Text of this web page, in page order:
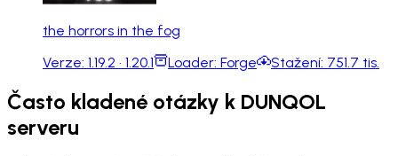
the horrors in the fog
Verze: 1.19.2 · 1.20.1 Loader: Forge Stažení: 751.7 tis.
Často kladené otázky k DUNQOL
serveru